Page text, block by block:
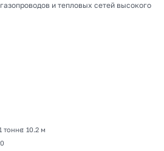
и тепловых сетей высокого
тонне: 10.2 м